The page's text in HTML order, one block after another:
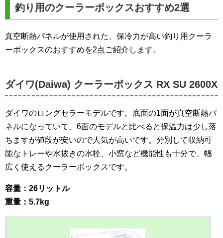
釣り用のクーラーボックスおすすめ2選
真空断熱パネルが使用された、保冷力が高い釣り用クーラ
ーボックスのおすすめを2点ご紹介します。
ダイワ(Daiwa) クーラーボックス RX SU 2600X
ダイワのロングセラーモデルです。底面の1面が真空断熱パ
ネルになっていて、6面のモデルと比べると保温力は少し落
ちますが値段が安いので人気が高いです。分別して収納可
能なトレーや水抜きの水栓、小窓など機能性も十分で、幅
広く使えるクーラーボックスです。
容量：26リットル
重量：5.7kg